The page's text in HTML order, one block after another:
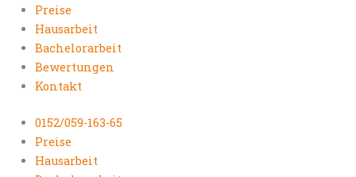
Preise
Hausarbeit
Bachelorarbeit
Bewertungen
Kontakt
0152/059-163-65
Preise
Hausarbeit